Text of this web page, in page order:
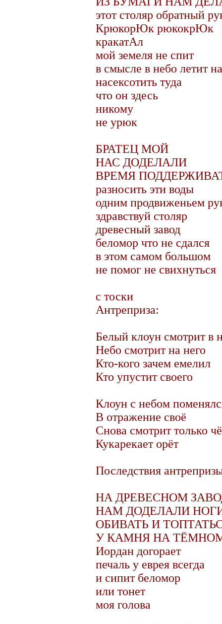
этот столяр обратный
КрюкорЮк рюкокрЮк
кракатАл
мой земеля не спит
в смысле в небо летит
насексотить туда
что он здесь
никому
не урюк
БРАТЕЦ МОЙ
НАС ДОДЕЛАЛИ
ВРЕМЯ
разносить эти воды
одним продвиженьем
здравствуй столяр
древесный завод
беломор что не сдался
в этом самом большом
не помог не свихнуться
с тоски
Антреприза:
Белый клоун смотрит в
Небо смотрит на него
Кто-кого зачем емелил
Кто упустит своего
Клоун с небом
В отражение своё
Снова смотрит только
Кукарекает орёт
Последствия
НА ДРЕВЕСНОМ
НАМ ДОДЕЛАЛИ
ОБИВАТЬ И
У КАМНЯ НА
Иордан догорает
печаль у еврея всегда
и сипит беломор
или тонет
моя голова